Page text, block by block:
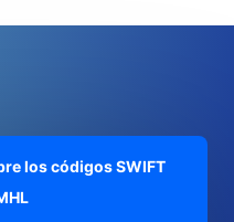
los códigos SWIFT